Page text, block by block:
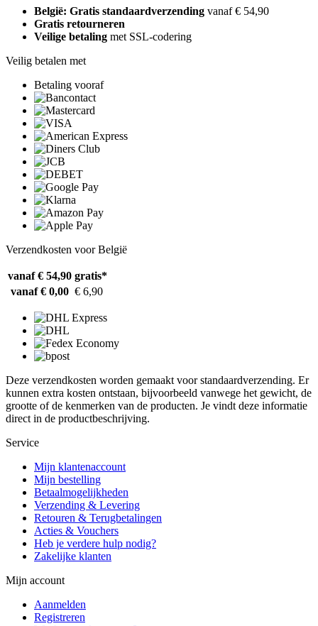
België: Gratis standaardverzending vanaf € 54,90
Gratis retourneren
Veilige betaling met SSL-codering
Veilig betalen met
Betaling vooraf
Verzendkosten voor België
vanaf € 54,90 gratis*
vanaf € 0,00 € 6,90
Deze verzendkosten worden gemaakt voor standaardverzending. Er
kunnen extra kosten ontstaan, bijvoorbeeld vanwege het gewicht, de
grootte of de kenmerken van de producten. Je vindt deze informatie
direct in de productbeschrijving.
Service
Mijn klantenaccount
Mijn bestelling
Betaalmogelijkheden
Verzending & Levering
Retouren & Terugbetalingen
Acties & Vouchers
Heb je verdere hulp nodig?
Zakelijke klanten
Mijn account
Aanmelden
Registreren